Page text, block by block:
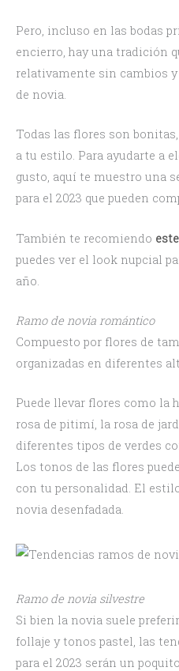
Pero, incluso en las bodas
encierro, hay una tradición
relativamente sin cambios
de novia.
Todas las flores son
a tu estilo. Para ayudarte a
gusto, aquí te muestro una
para el 2023 que pueden
También te recomiendo
puedes ver el look nupcial
año.
Ramo de novia romántico
Compuesto por flores de
organizadas en diferentes
Puede llevar flores como la
rosa de pitimí, la rosa de
diferentes tipos de verdes
Los tonos de las flores
con tu personalidad. El
novia desenfadada.
Ramo de novia silvestre
Si bien la novia suele
follaje y tonos pastel, las
para el 2023 serán un